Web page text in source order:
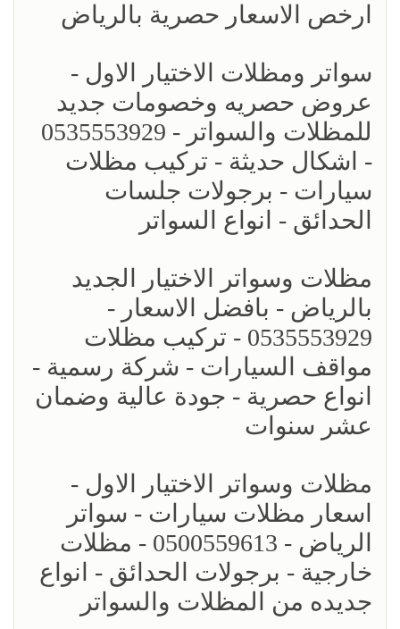
ارخص الاسعار حصرية بالرياض
سواتر ومظلات الاختيار الاول -
عروض حصريه وخصومات جديد
للمظلات والسواتر - 0535553929
- اشكال حديثة - تركيب مظلات
سيارات - برجولات جلسات
الحدائق - انواع السواتر
مظلات وسواتر الاختيار الجديد
بالرياض - بافضل الاسعار -
0535553929 - تركيب مظلات
مواقف السيارات - شركة رسمية -
انواع حصرية - جودة عالية وضمان
عشر سنوات
مظلات وسواتر الاختيار الاول -
اسعار مظلات سيارات - سواتر
الرياض - 0500559613 - مظلات
خارجية - برجولات الحدائق - انواع
جديده من المظلات والسواتر